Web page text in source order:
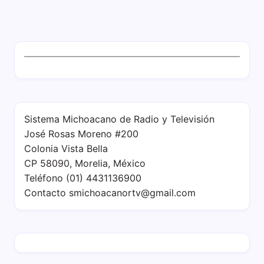
Sistema Michoacano de Radio y Televisión
José Rosas Moreno #200
Colonia Vista Bella
CP 58090, Morelia, México
Teléfono (01) 4431136900
Contacto smichoacanortv@gmail.com